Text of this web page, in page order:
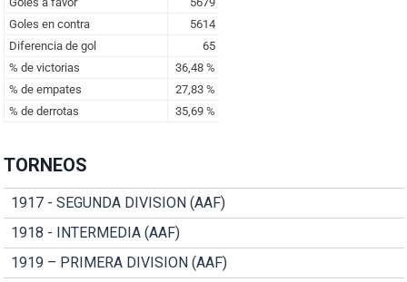
TORNEOS
1917 - SEGUNDA DIVISION (AAF)
1918 - INTERMEDIA (AAF)
1919 – PRIMERA DIVISION (AAF)